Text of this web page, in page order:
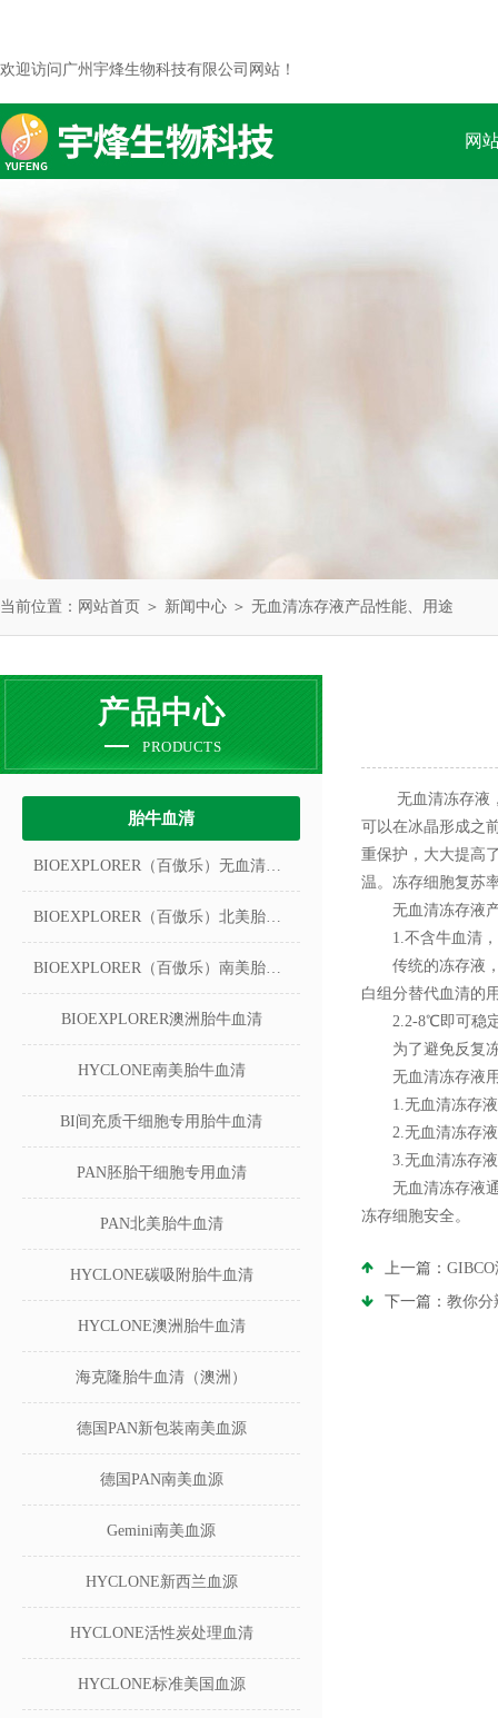
欢迎访问广州宇烽生物科技有限公司网站！
网
当前位置： 网站首页 ＞ 新闻中心 ＞ 无血清冻存液产品性能、用途
产品中心
PRODUCTS
胎牛血清
BIOEXPLORER（百傲乐）无血清冻存液
BIOEXPLORER（百傲乐）北美胎牛血清
BIOEXPLORER（百傲乐）南美胎牛血清
BIOEXPLORER澳洲胎牛血清
HYCLONE南美胎牛血清
BI间充质干细胞专用胎牛血清
PAN胚胎干细胞专用血清
PAN北美胎牛血清
HYCLONE碳吸附胎牛血清
HYCLONE澳洲胎牛血清
海克隆胎牛血清（澳洲）
德国PAN新包装南美血源
德国PAN南美血源
Gemini南美血源
HYCLONE新西兰血源
HYCLONE活性炭处理血清
HYCLONE标准美国血源
无血清冻存液，
可以在冰晶形成之
重保护，大大提高
温。冻存细胞复苏
无血清冻存液产
1.不含牛血清，
传统的冻存液，
白组分替代血清的
2.2-8℃即可稳定
为了避免反复冻
无血清冻存液
1.无血清冻存液
2.无血清冻存液
3.无血清冻存液
无血清冻存液通
冻存细胞安全。
上一篇：
下一篇： 教你分